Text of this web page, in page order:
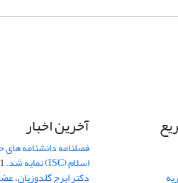
آخرین اخبار
فصلنامه دانشنامه های
اسلام (ISC) نمایه شد.
دکتر ایرج گلدوزیان،